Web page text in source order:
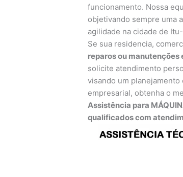
funcionamento. Nossa
objetivando sempre uma
agilidade na cidade de
Se sua residencia,
reparos ou
solicite atendimento
visando um
empresarial, obtenha o
Assistência para
qualificados com